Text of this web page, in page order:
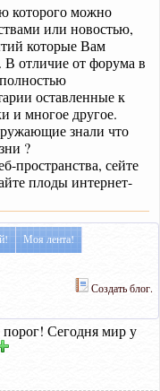
которого можно
или новостью,
которые Вам
В отличие от форума в
оставленные к
и многое другое.
знали что
?
пространства, сейте
плоды интернет-
Моя лента!
Создать блог.
порог! Сегодня мир у